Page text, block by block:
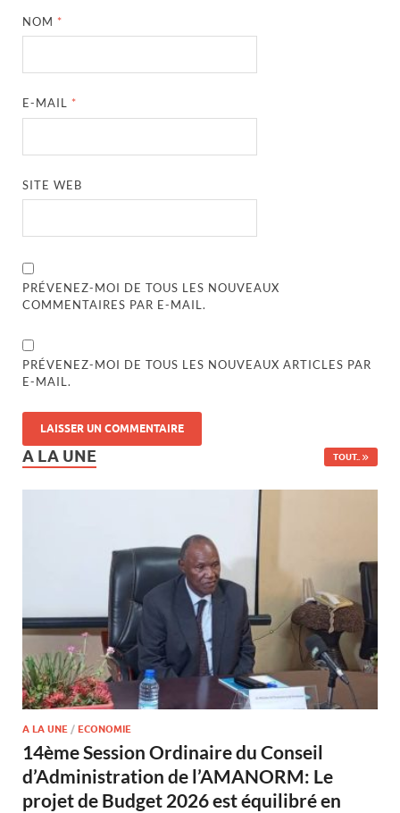
NOM *
E-MAIL *
SITE WEB
PRÉVENEZ-MOI DE TOUS LES NOUVEAUX
COMMENTAIRES PAR E-MAIL.
PRÉVENEZ-MOI DE TOUS LES NOUVEAUX ARTICLES PAR
E-MAIL.
A LA UNE TOUT..
A LA UNE / ECONOMIE
14ème Session Ordinaire du Conseil
d’Administration de l’AMANORM: Le
projet de Budget 2026 est équilibré en